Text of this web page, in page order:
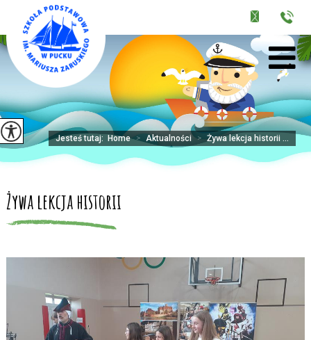
Jesteś tutaj: Home > Aktualności > Żywa lekcja historii ...
Żywa lekcja historii